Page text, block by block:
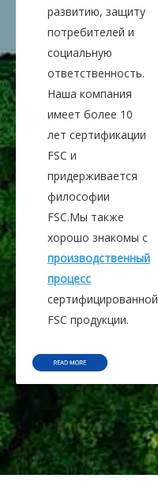
развитию, защиту
потребителей и
социальную
ответственность.
Наша компания
имеет более 10
лет сертификации
FSC и
придерживается
философии
FSC.Мы также
хорошо знакомы с
производственный
процесс
сертифицированной
FSC продукции.